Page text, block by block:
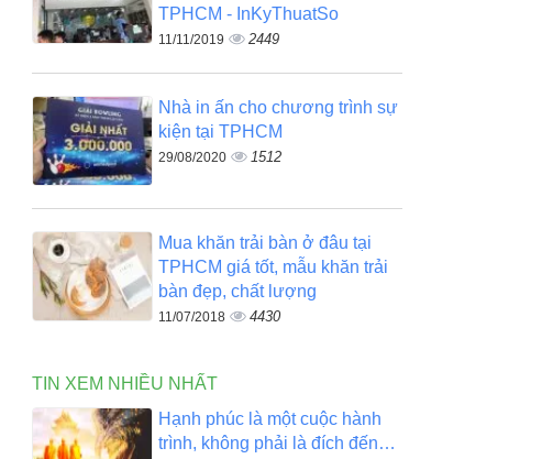
TPHCM - InKyThuatSo
11/11/2019 2449
Nhà in ấn cho chương trình sự
kiện tại TPHCM
29/08/2020 1512
Mua khăn trải bàn ở đâu tại
TPHCM giá tốt, mẫu khăn trải
bàn đẹp, chất lượng
11/07/2018 4430
TIN XEM NHIỀU NHẤT
Hạnh phúc là một cuộc hành
trình, không phải là đích đến…